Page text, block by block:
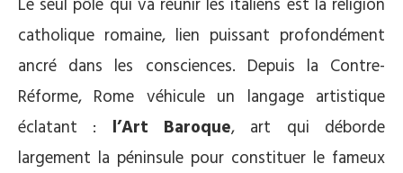
catholique romaine, lien puissant profondément
ancré dans les consciences. Depuis la Contre-
Réforme, Rome véhicule un langage artistique
éclatant : l’Art Baroque, art qui déborde
largement la péninsule pour constituer le fameux